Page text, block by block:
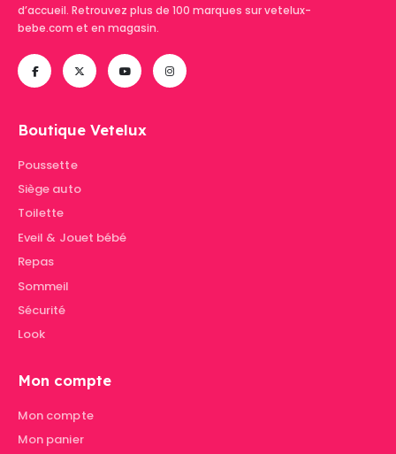
d’accueil. Retrouvez plus de 100 marques sur vetelux-
bebe.com et en magasin.
Boutique Vetelux
Poussette
Siège auto
Toilette
Eveil & Jouet bébé
Repas
Sommeil
Sécurité
Look
Mon compte
Mon compte
Mon panier